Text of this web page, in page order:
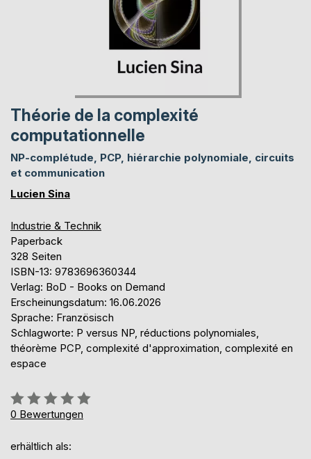
Théorie de la complexité
computationnelle
NP-complétude, PCP, hiérarchie polynomiale, circuits
et communication
Lucien Sina
Industrie & Technik
Paperback
328 Seiten
ISBN-13: 9783696360344
Verlag: BoD - Books on Demand
Erscheinungsdatum: 16.06.2026
Sprache: Französisch
Schlagworte: P versus NP, réductions polynomiales,
théorème PCP, complexité d'approximation, complexité en
espace
Bewertung::
0%
0 Bewertungen
erhältlich als: